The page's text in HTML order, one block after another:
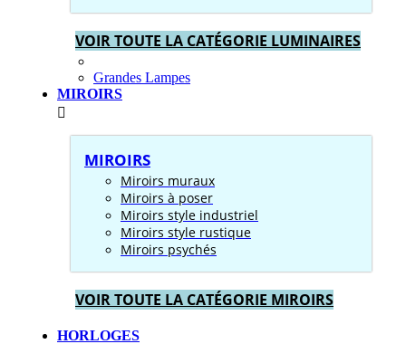
VOIR TOUTE LA CATÉGORIE LUMINAIRES
Grandes Lampes
MIROIRS
MIROIRS
Miroirs muraux
Miroirs à poser
Miroirs style industriel
Miroirs style rustique
Miroirs psychés
VOIR TOUTE LA CATÉGORIE MIROIRS
HORLOGES